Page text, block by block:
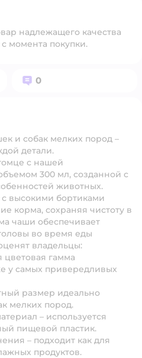
надлежащего качества
момента покупки.
Вопросов:
0
и собак мелких пород –
детали.
с нашей
300 мл, созданной с
животных.
высокими бортиками
корма, сохраняя чистоту в
чаши обеспечивает
во время еды
владельцы:
гамма
у самых привередливых
размер идеально
мелких пород.
– используется
пищевой пластик.
– подходит как для
продуктов.